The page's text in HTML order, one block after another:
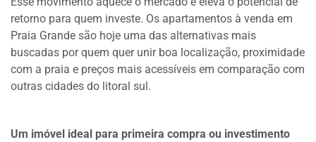
retorno para quem investe. Os apartamentos à venda em
Praia Grande são hoje uma das alternativas mais
buscadas por quem quer unir boa localização, proximidade
com a praia e preços mais acessíveis em comparação com
outras cidades do litoral sul.
Um imóvel ideal para primeira compra ou investimento